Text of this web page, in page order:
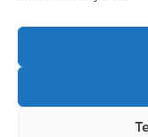
Moskova /